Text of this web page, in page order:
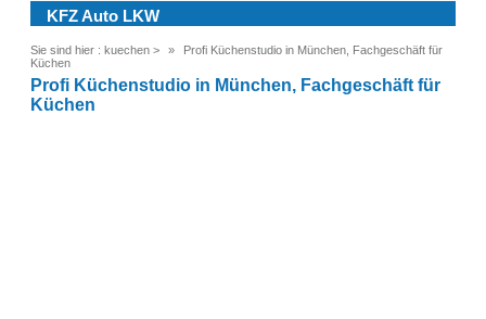
KFZ Auto LKW
Sie sind hier : kuechen >
Profi Küchenstudio in München, Fachgeschäft für
Küchen
Profi Küchenstudio in München, Fachgeschäft für
Küchen